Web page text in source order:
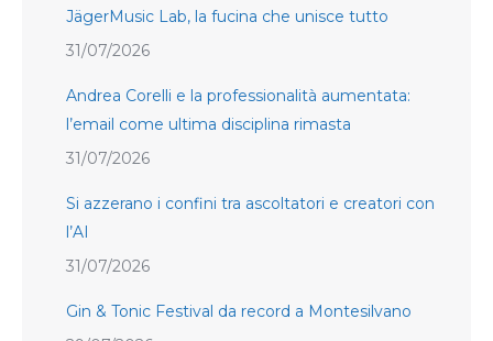
JägerMusic Lab, la fucina che unisce tutto
31/07/2026
Andrea Corelli e la professionalità aumentata:
l’email come ultima disciplina rimasta
31/07/2026
Si azzerano i confini tra ascoltatori e creatori con
l’AI
31/07/2026
Gin & Tonic Festival da record a Montesilvano